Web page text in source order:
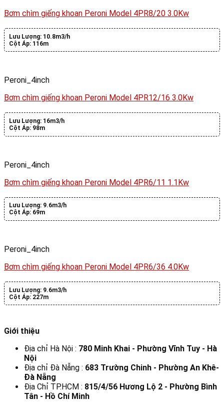
Bơm chìm giếng khoan Peroni Model 4PR8/20 3.0Kw
Lưu Lượng: 10.8m3/h
Cột Áp: 116m
Peroni_4inch
Bơm chìm giếng khoan Peroni Model 4PR12/16 3.0Kw
Lưu Lượng: 16m3/h
Cột Áp: 98m
Peroni_4inch
Bơm chìm giếng khoan Peroni Model 4PR6/11 1.1Kw
Lưu Lượng: 9.6m3/h
Cột Áp: 69m
Peroni_4inch
Bơm chìm giếng khoan Peroni Model 4PR6/36 4.0Kw
Lưu Lượng: 9.6m3/h
Cột Áp: 227m
Giới thiệu
Địa chỉ Hà Nội : 780 Minh Khai - Phường Vĩnh Tuy - Hà
Nội
Địa chỉ Đà Nẵng : 683 Trường Chinh - Phường An Khê-
Đà Nẵng
Địa Chỉ TP.HCM : 815/4/56 Hương Lộ 2 - Phường Bình
Tân - Hồ Chí Minh